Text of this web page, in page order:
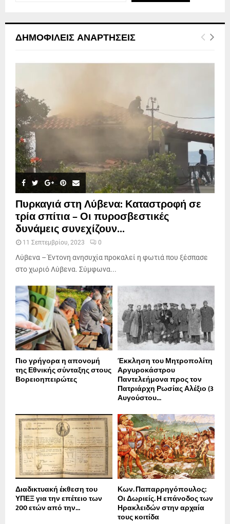
ΔΗΜΟΦΙΛΕΊΣ ΑΝΑΡΤΉΣΕΙΣ
Πυρκαγιά στη Λύβενα: Καταστροφή σε
τρία σπίτια – Οι πυροσβεστικές
δυνάμεις συνεχίζουν...
11 Σεπτεμβρίου, 2023 0
Λύβενα – Έντονη ανησυχία προκαλεί η φωτιά που ξέσπασε
στο χωριό Λύβενα. Σύμφωνα...
Πιο γρήγορα η απονοµή
της Εθνικής σύνταξης στους
Βορειοηπειρώτες
Έκκληση του Μητροπολίτη
Αργυροκάστρου
Παντελεήμονα προς τον
Πατριάρχη Ρωσίας Αλέξιο (3
Αυγούστου...
Διαδικτυακή έκθεση του
ΥΠΕΞ για την επέτειο των
200 ετών από την...
Κων. Παπαρρηγόπουλος:
Οι Δωριείς. Η επάνοδος των
Ηρακλειδών στην αρχαία
τους κοιτίδα